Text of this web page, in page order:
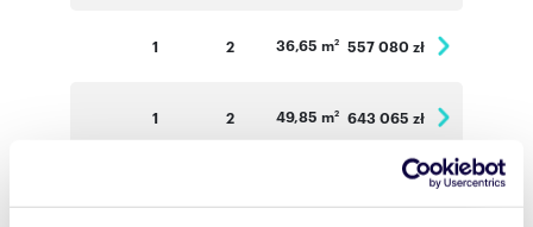
1 2 36,65 m2 557 080 zł
1 2 49,85 m2 643 065 zł